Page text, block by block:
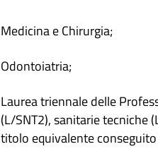
Medicina e Chirurgia;
Odontoiatria;
Laurea triennale delle
(L/SNT2), sanitarie tecniche
titolo equivalente conseguito